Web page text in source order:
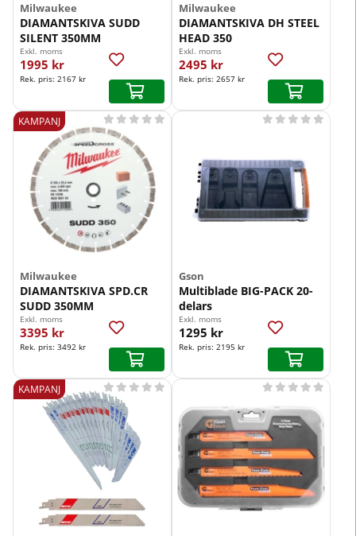
Milwaukee
DIAMANTSKIVA SUDD
SILENT 350MM
Exkl. moms
1995 kr
Rek. pris: 2167 kr
Milwaukee
DIAMANTSKIVA DH STEEL
HEAD 350
Exkl. moms
2495 kr
Rek. pris: 2657 kr
KAMPANJ
Milwaukee
DIAMANTSKIVA SPD.CR
SUDD 350MM
    
Exkl. moms
3395 kr
Rek. pris: 3492 kr
Gson
Multiblade BIG-PACK 20-
delars
    
Exkl. moms
1295 kr
Rek. pris: 2195 kr
KAMPANJ          